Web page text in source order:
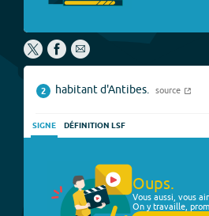
2 habitant d'Antibes. source
SIGNE DÉFINITION LSF
Oups.
Vous aussi, vous
On y travaille,